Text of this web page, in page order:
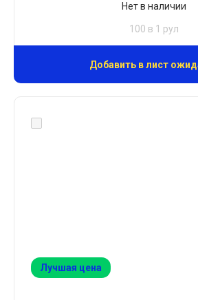
Нет в наличии
100 в 1 рул
Добавить в лист
Лучшая цена